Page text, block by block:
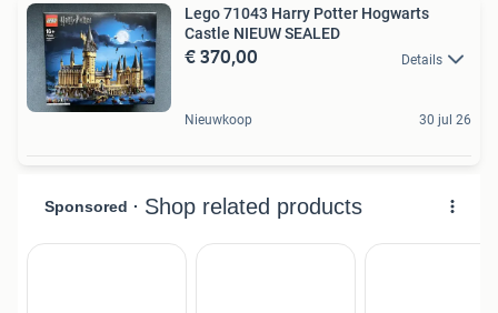
Lego 71043 Harry Potter Hogwarts
Castle NIEUW SEALED
€ 370,00 Details
Nieuwkoop 30 jul 26